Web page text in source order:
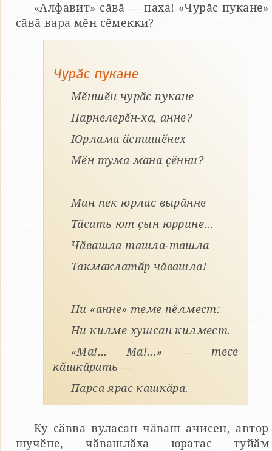
«Алфавит» сӑвӑ — паха! «Чурӑс пукане»
сӑвӑ вара мӗн сӗмекки?
Чурӑс пукане
Мӗншӗн чурӑс пукане
Парнелерӗн-ха, анне?
Юрлама ӑстишӗнех
Мӗн тума мана ҫӗнни?
Ман пек юрлас вырӑнне
Тӑсать ют ҫын юррине...
Чӑвашла ташла-ташла
Такмаклатӑр чӑвашла!
Ни «анне» теме пӗлмест:
Ни килме хушсан килмест.
«Ма!... Ма!...» — тесе
кӑшкӑрать —
Парса ярас кашкӑра.
Ку сӑвва вуласан чӑваш ачисен, автор
шучӗпе, чӑвашлӑха юратас туйӑм